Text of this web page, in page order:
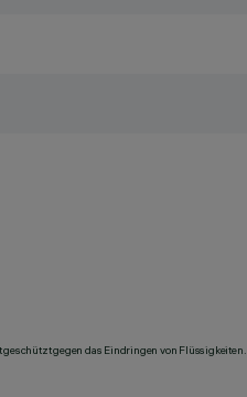
gegen das Eindringen von Flüssigkeiten.